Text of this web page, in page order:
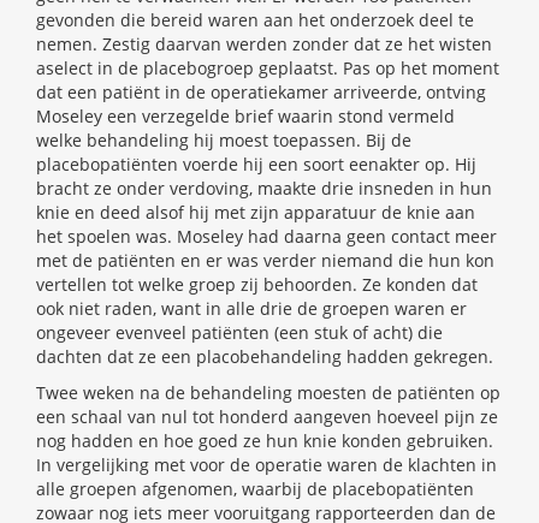
gevonden die bereid waren aan het onderzoek deel te
nemen. Zestig daarvan werden zonder dat ze het wisten
aselect in de placebogroep geplaatst. Pas op het moment
dat een patiënt in de operatiekamer arriveerde, ontving
Moseley een verzegelde brief waarin stond vermeld
welke behandeling hij moest toepassen. Bij de
placebopatiënten voerde hij een soort eenakter op. Hij
bracht ze onder verdoving, maakte drie insneden in hun
knie en deed alsof hij met zijn apparatuur de knie aan
het spoelen was. Moseley had daarna geen contact meer
met de patiënten en er was verder niemand die hun kon
vertellen tot welke groep zij behoorden. Ze konden dat
ook niet raden, want in alle drie de groepen waren er
ongeveer evenveel patiënten (een stuk of acht) die
dachten dat ze een placobehandeling hadden gekregen.
Twee weken na de behandeling moesten de patiënten op
een schaal van nul tot honderd aangeven hoeveel pijn ze
nog hadden en hoe goed ze hun knie konden gebruiken.
In vergelijking met voor de operatie waren de klachten in
alle groepen afgenomen, waarbij de placebopatiënten
zowaar nog iets meer vooruitgang rapporteerden dan de